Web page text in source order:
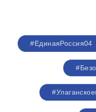
#ЕдинаяРоссия04